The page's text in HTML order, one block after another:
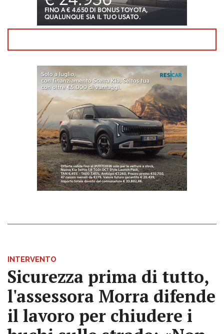
INTERVENTO
Sicurezza prima di tutto,
l'assessora Morra difende
il lavoro per chiudere i